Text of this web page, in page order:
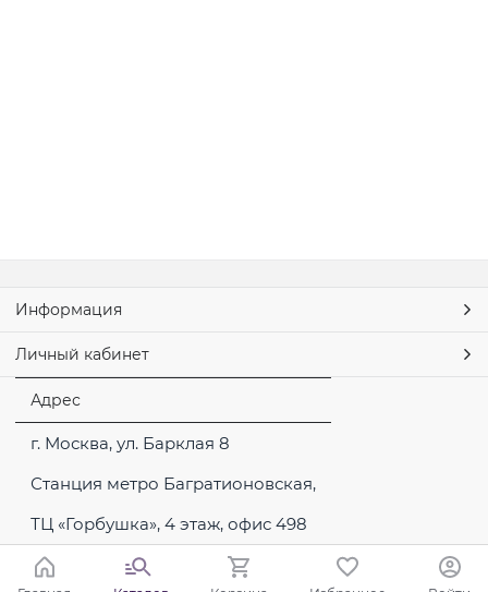
Информация
Личный кабинет
Адрес
г. Москва, ул. Барклая 8
Станция метро Багратионовская,
ТЦ «Горбушка», 4 этаж, офис 498